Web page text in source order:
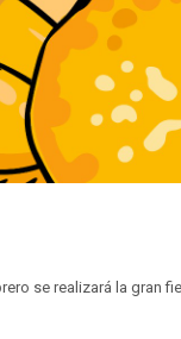
se realizará la gran